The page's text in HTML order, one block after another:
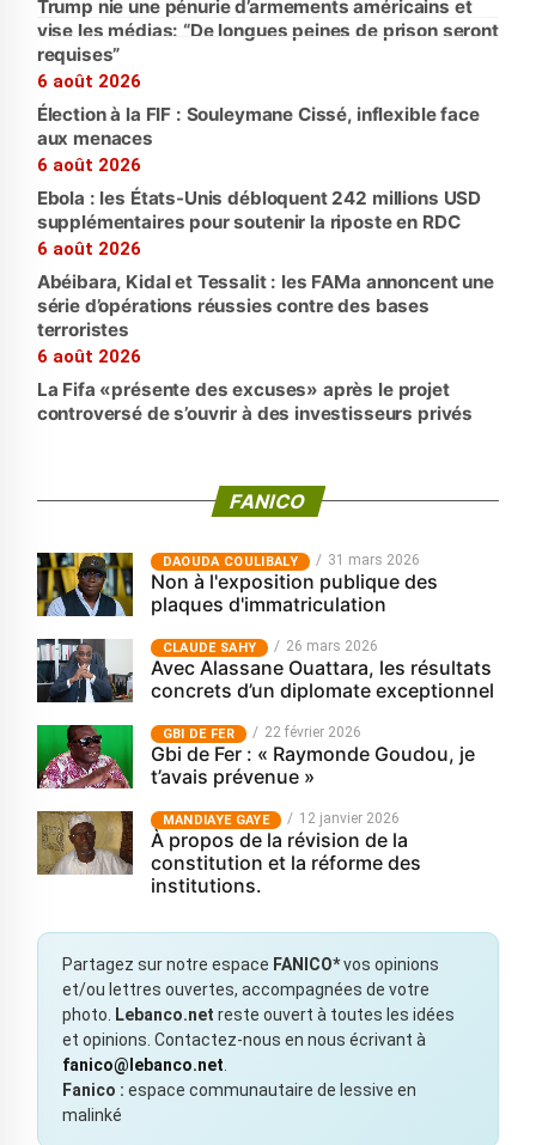
Trump nie une pénurie d’armements américains et
vise les médias: “De longues peines de prison seront
requises”
6 août 2026
Élection à la FIF : Souleymane Cissé, inflexible face
aux menaces
6 août 2026
Ebola : les États-Unis débloquent 242 millions USD
supplémentaires pour soutenir la riposte en RDC
6 août 2026
Abéibara, Kidal et Tessalit : les FAMa annoncent une
série d’opérations réussies contre des bases
terroristes
6 août 2026
La Fifa «présente des excuses» après le projet
controversé de s’ouvrir à des investisseurs privés
FANICO
‎DAOUDA COULIBALY 31 mars 2026
Non à l'exposition publique des
plaques d'immatriculation
CLAUDE SAHY 26 mars 2026
Avec Alassane Ouattara, les résultats
concrets d’un diplomate exceptionnel
GBI DE FER 22 février 2026
Gbi de Fer : « Raymonde Goudou, je
t’avais prévenue »
MANDIAYE GAYE 12 janvier 2026
À propos de la révision de la
constitution et la réforme des
institutions.
Partagez sur notre espace FANICO*vos opinions
et/ou lettres ouvertes, accompagnées de votre
photo.
Lebanco.net reste ouvert à toutes les idées
et opinions. Contactez-nous en nous écrivant à
fanico@lebanco.net
Fanico : espace communautaire de lessive en
malinké